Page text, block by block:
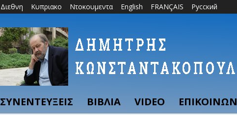
Διεθνη Κυπριακο Ντοκουμεντα English FRANÇAIS Русский
ΣΥΝΕΝΤΕΥΞΕΙΣ ΒΙΒΛΙΑ VIDEO